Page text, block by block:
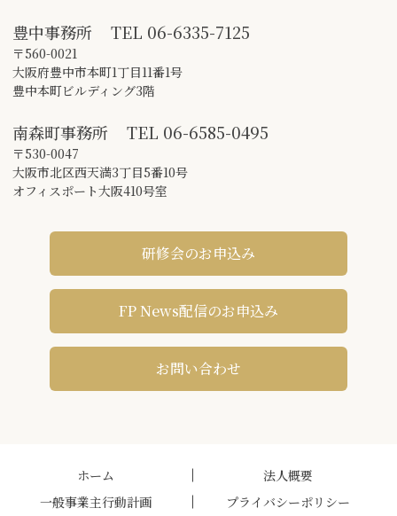
豊中事務所 TEL 06-6335-7125
〒560-0021
大阪府豊中市本町1丁目11番1号
豊中本町ビルディング3階
南森町事務所 TEL 06-6585-0495
〒530-0047
大阪市北区西天満3丁目5番10号
オフィスポート大阪410号室
研修会のお申込み
FP News配信のお申込み
お問い合わせ
ホーム
法人概要
一般事業主行動計画
プライバシーポリシー